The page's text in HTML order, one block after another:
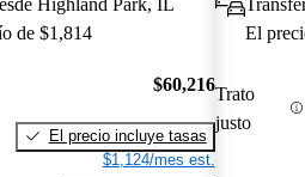
Highland Park, IL
de $1,814
$60,216
El precio incluye tasas
$1,124/mes est.
El
Trato
justo